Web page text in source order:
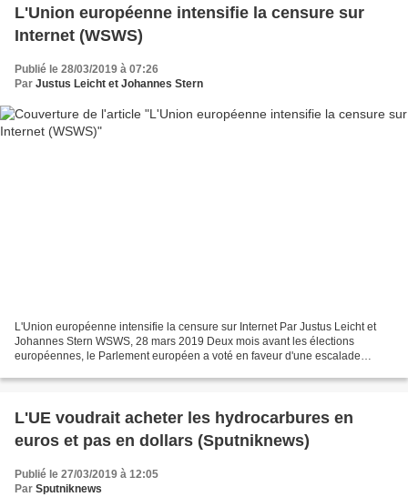
L'Union européenne intensifie la censure sur
Internet (WSWS)
Publié le 28/03/2019 à 07:26
Par Justus Leicht et Johannes Stern
L'Union européenne intensifie la censure sur Internet Par Justus Leicht et
Johannes Stern WSWS, 28 mars 2019 Deux mois avant les élections
européennes, le Parlement européen a voté en faveur d'une escalade
L'UE voudrait acheter les hydrocarbures en
euros et pas en dollars (Sputniknews)
Publié le 27/03/2019 à 12:05
Par Sputniknews